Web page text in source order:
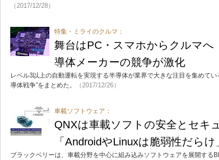
（2017/12/28）
特集・ミライのクルマ：
舞台はPC・スマホからクルマ
導体メーカーの競争が激化
レベル3以上の自動運転を実現する半導体が業界で大きな注目を集めて
導体戦争”をまとめた。
（2017/12/26）
車載ソフトウェア：
QNXは車載ソフトの安全とセキ
「AndroidやLinuxは脆弱性だらけ
ブラックベリーは、車載分野を中心に組み込みソフトウェアを展開する